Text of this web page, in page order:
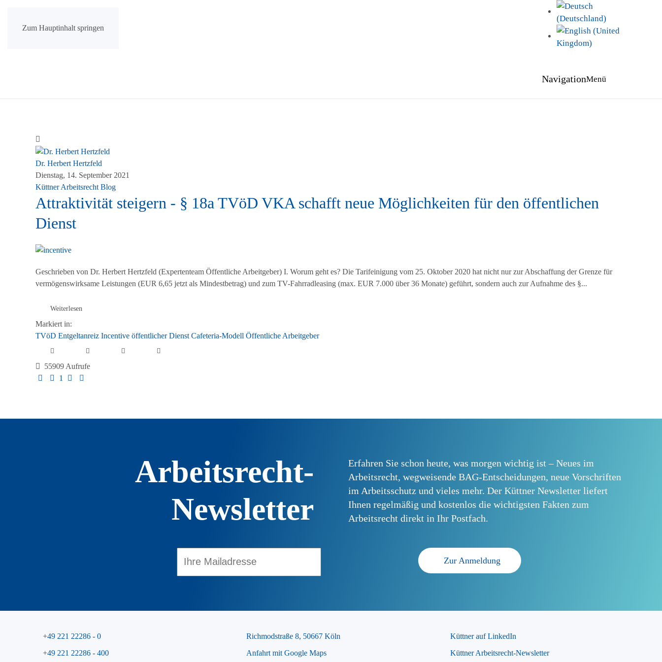
Zum Hauptinhalt springen
NavigationMenü
Dr. Herbert Hertzfeld
Dienstag, 14. September 2021
Küttner Arbeitsrecht Blog
Attraktivität steigern - § 18a TVöD VKA schafft neue Möglichkeiten für den öffentlichen
Dienst
Geschrieben von Dr. Herbert Hertzfeld (Expertenteam Öffentliche Arbeitgeber) I. Worum geht es? Die Tarifeinigung vom 25. Oktober 2020 hat nicht nur zur Abschaffung der Grenze für
vermögenswirksame Leistungen (EUR 6,65 jetzt als Mindestbetrag) und zum TV-Fahrradleasing (max. EUR 7.000 über 36 Monate) geführt, sondern auch zur Aufnahme des §...
Weiterlesen
Markiert in:
TVöD Entgeltanreiz Incentive öffentlicher Dienst Cafeteria-Modell Öffentliche Arbeitgeber
55909 Aufrufe
First Page
Previous Page
1 Next Page
Arbeitsrecht-
Newsletter
Erfahren Sie schon heute, was morgen wichtig ist – Neues im
Arbeitsrecht, wegweisende BAG-Entscheidungen, neue Vorschriften
im Arbeitsschutz und vieles mehr. Der Küttner Newsletter liefert
Ihnen regelmäßig und kostenlos die wichtigsten Fakten zum
Arbeitsrecht direkt in Ihr Postfach.
Zur Anmeldung
+49 221 22286 - 0
+49 221 22286 - 400
Richmodstraße 8, 50667 Köln
Anfahrt mit Google Maps
Küttner auf LinkedIn
Küttner Arbeitsrecht-Newsletter